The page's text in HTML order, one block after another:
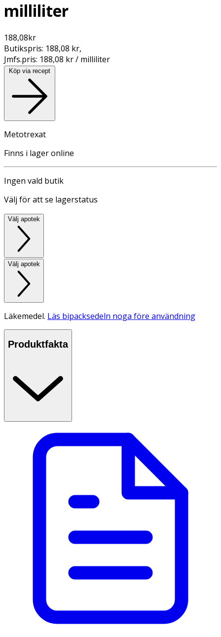
milliliter
188,08kr
Butikspris: 188,08 kr,
Jmfs.pris: 188,08 kr / milliliter
Köp via recept
Metotrexat
Finns i lager online
Ingen vald butik
Välj för att se lagerstatus
Välj apotek
Välj apotek
Läkemedel. Läs bipacksedeln noga före användning
Produktfakta